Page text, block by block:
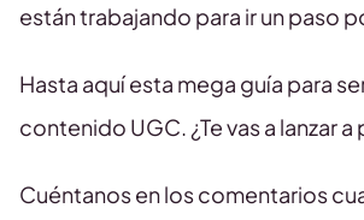
están trabajando para ir un paso
Hasta aquí esta mega guía para
contenido UGC. ¿Te vas a lanzar a
Cuéntanos en los comentarios